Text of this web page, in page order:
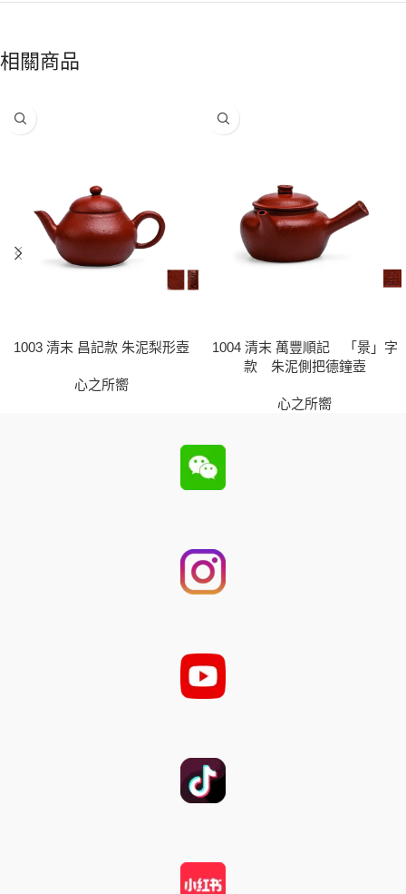
相關商品
1003 清末 昌記款 朱泥梨形壺
心之所嚮
1004 清末 萬豐順記 「景」字
款 朱泥側把德鐘壺
心之所嚮